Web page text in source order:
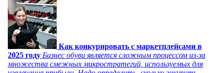
Как конкурировать с маркетплейсами в
2025 году Бизнес обуви является сложным процессом из-за
множества смежных микростратегий, используемых для